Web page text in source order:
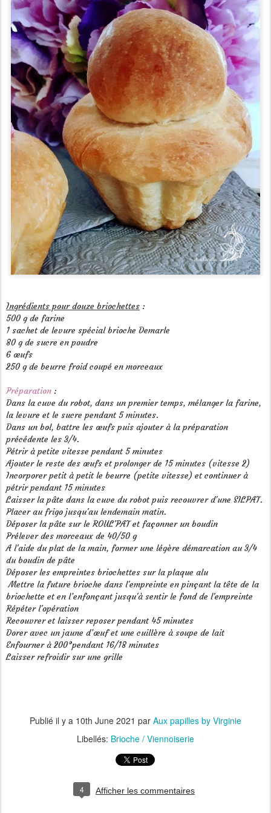
Ingrédients pour douze briochettes :
500 g de farine
1 sachet de levure spécial brioche Demarle
80 g de sucre en poudre
6 œufs
250 g de beurre froid coupé en morceaux
Préparation :
Dans la cuve du robot, dans un premier temps, mélanger la farine,
la levure et le sucre pendant 5 minutes.
Dans un bol, battre les œufs puis ajouter à la préparation
précédente les 3/4.
Pétrir à petite vitesse pendant 5 minutes
Ajouter le reste des œufs et prolonger de 15 minutes (vitesse 2)
Incorporer petit à petit le beurre (petite vitesse) et continuer à
pétrir pendant 15 minutes
Laisser la pâte dans la cuve du robot puis recouvrer d'une SILPAT.
Placer au frigo jusqu'au lendemain matin.
Déposer la pâte sur le ROUL'PAT et façonner un boudin
Prélever des morceaux de 40/50 g
A l'aide du plat de la main, former une légère démarcation au 3/4
du boudin de pâte
Déposer les empreintes briochettes sur la plaque alu
Mettre la future brioche dans l'empreinte en pinçant la tête de la
briochette et en l’enfonçant jusqu'à sentir le fond de l'empreinte
Répéter l'opération
Recouvrer et laisser reposer pendant 45 minutes
Dorer avec un jaune d’œuf et une cuillère à soupe de lait
Enfourner à 200°pendant 16/18 minutes
Laisser refroidir sur une grille
Publié il y a 10th June 2021 par Aux papilles by Virginie
Libellés: Brioche / Viennoiserie
4 Afficher les commentaires